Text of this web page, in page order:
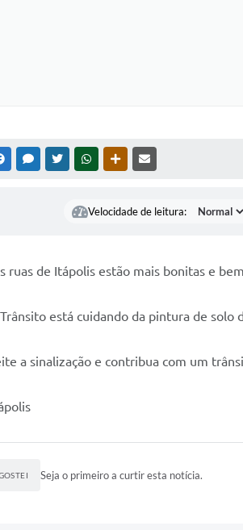
FACEBOOKMESSENGER
TWITTERWHATSAPPOUTRAS MÍDIAS
Velocidade de leitura:
ruas de Itápolis estão mais bonitas e
está cuidando da pintura de solo
a sinalização e contribua com um
Seja o primeiro a curtir esta notícia.